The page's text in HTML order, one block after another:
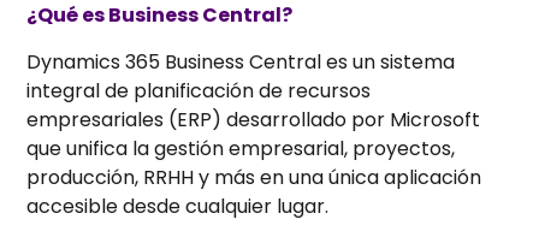
¿Qué es Business Central?
Dynamics 365 Business Central es un sistema
integral de planificación de recursos
empresariales (ERP) desarrollado por Microsoft
que unifica la gestión empresarial, proyectos,
producción, RRHH y más en una única aplicación
accesible desde cualquier lugar.